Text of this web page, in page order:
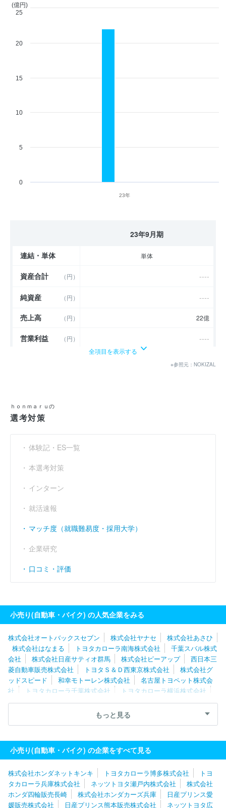
23年
0
5
10
15
20
(億円)
25
23年9月期
連結・単体 単体
資産合計 （円） ----
純資産 （円）
----
売上高
（円） 22億
営業利益 （円） ----
売上伸び率
営業利益率 （％）
経常利益率 （％）
全項目を表示する
※参照元：NOKIZAL
ｈｏｎｍａｒｕの
選考対策
体験記・ES一覧
本選考対策
インターン
就活速報
マッチ度（就職難易度・採用大学）
企業研究
口コミ・評価
小売り(自動車・バイク) の人気企業をみる
株式会社オートバックスセブン 株式会社ヤナセ
株式会社あさひ
株式会社はなまる
トヨタカローラ南海株式会社
千葉スバル株式
会社
株式会社日産サティオ群馬 株式会社ピーアップ
西日本三
菱自動車販売株式会社
トヨタＳ＆Ｄ西東京株式会社
株式会社グ
ッドスピード
和幸モトーレン株式会社
名古屋トヨペット株式会
社
トヨタカローラ千葉株式会社
トヨタカローラ横浜株式会社
株式会社ジーアフター
株式会社ホワイトハウス
トヨタカローラ
千葉日産自動車株式会社
株式会社川内自動車
式会社レッドバロン
株式会社ホンダネットキンキ
ホンダカーズ
佐賀株式会社
株式会社エー・エル・シー
東京マツダ販売株式会
もっと見る
小売り(自動車・バイク) の企業をすべて見る
株式会社ホンダネットキンキ トヨタカローラ博多株式会社
トヨ
タカローラ兵庫株式会社
ネッツトヨタ瀬戸内株式会社
株式会社
ホンダ四輪販売長崎
株式会社ホンダカーズ兵庫
日産プリンス愛
媛販売株式会社
日産プリンス熊本販売株式会社
ネッツトヨタ広